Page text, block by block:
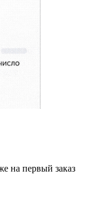
на первый заказ